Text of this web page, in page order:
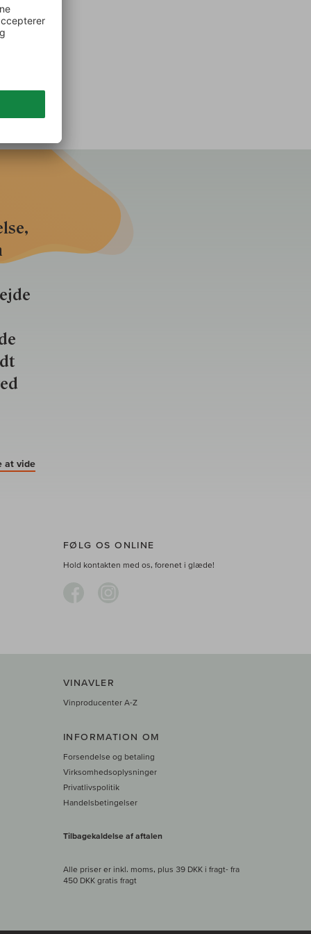
at vide
FØLG OS ONLINE
Hold kontakten med os, forenet i glæde!
VINAVLER
Vinproducenter A-Z
INFORMATION OM
Forsendelse og betaling
Virksomhedsoplysninger
Privatlivspolitik
Handelsbetingelser
Tilbagekaldelse af aftalen
Alle priser er inkl. moms, plus 39 DKK i fragt- fra
450 DKK gratis fragt